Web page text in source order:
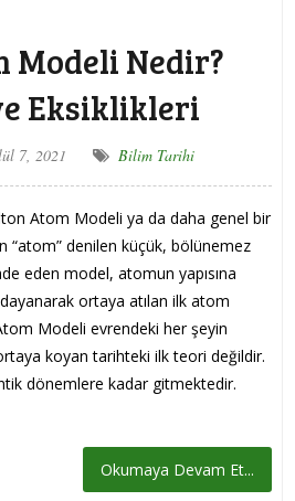
Modeli Nedir?
Eksiklikleri
7, 2021 Bilim Tarihi
Atom Modeli ya da daha genel bir
“atom” denilen küçük, bölünemez
eden model, atomun yapısına
ortaya atılan ilk atom
Modeli evrendeki her şeyin
koyan tarihteki ilk teori değildir.
dönemlere kadar gitmektedir.
Okumaya Devam Et...